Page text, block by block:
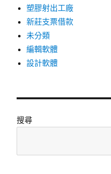
塑膠射出工廠
新莊支票借款
未分類
編輯軟體
設計軟體
搜尋